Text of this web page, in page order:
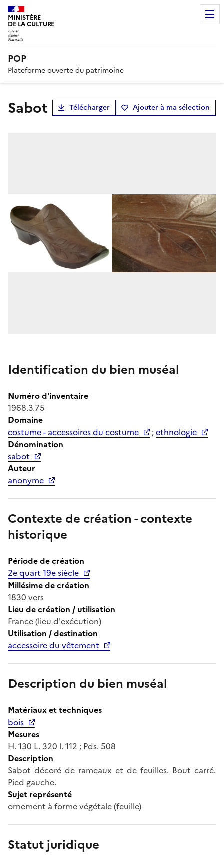
MINISTÈRE
DE LA CULTURE
POP
Plateforme ouverte du patrimoine
sabot Télécharger Ajouter à ma sélection
Identification du bien muséal
Numéro d'inventaire
1968.3.75
Domaine
costume - accessoires du costume
;ethnologie
Dénomination
sabot
Auteur
anonyme
Contexte de création - contexte
historique
Période de création
2e quart 19e siècle
Millésime de création
1830 vers
Lieu de création / utilisation
France (lieu d'exécution)
Utilisation / destination
accessoire du vêtement
Description du bien muséal
Matériaux et techniques
bois
Mesures
H. 130 L. 320 l. 112 ; Pds. 508
Description
Sabot décoré de rameaux et de feuilles. Bout carré.
Pied gauche.
Sujet représenté
ornement à forme végétale (feuille)
Statut juridique